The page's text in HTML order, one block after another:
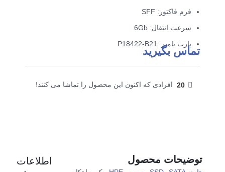
فرم فاکتور: SFF
سرعت انتقال: 6Gb
پارت نامبر: P18422-B21
تماس بگیرید
20 افرادی که اکنون این محصول را تماشا می کنند!
توضیحات محصول
اطلاعات